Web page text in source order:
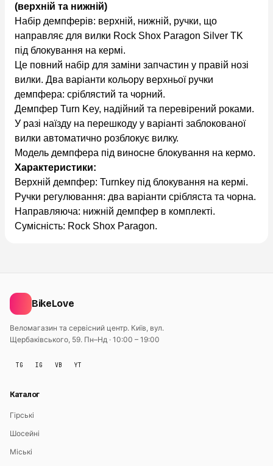
(верхній та нижній)
Набір демпферів: верхній, нижній, ручки, що
направляє для вилки Rock Shox Paragon Silver TK
під блокування на кермі.
Це повний набір для заміни запчастин у правій нозі
вилки. Два варіанти кольору верхньої ручки
демпфера: сріблястий та чорний.
Демпфер Turn Key, надійний та перевірений роками.
У разі наїзду на перешкоду у варіанті заблокованої
вилки автоматично розблокує вилку.
Модель демпфера під виносне блокування на кермо.
Характеристики:
Верхній демпфер: Turnkey під блокування на кермі.
Ручки регулювання: два варіанти срібляста та чорна.
Направляюча: нижній демпфер в комплекті.
Сумісність: Rock Shox Paragon.
BikeLove
Веломагазин та сервісний центр. Київ, вул.
Щербаківського, 59. Пн–Нд · 10:00 – 19:00
TG IG VB YT
Каталог
Гірські
Шосейні
Міські